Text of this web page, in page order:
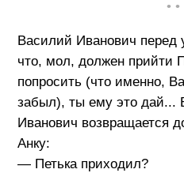
• •
Василий Иванович перед
что, мол, должен прийти
попросить (что именно,
забыл), ты ему это дай...
Иванович возвращается
Анку:
— Петька приходил?